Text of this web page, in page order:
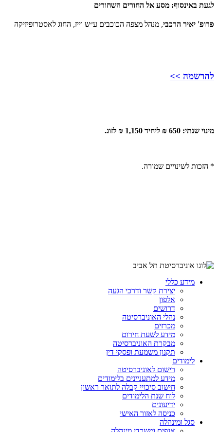
לגעת באינסוף: מסע אל החורים השחורים
פרופ' יאיר הרכבי, מנהל מצפה הכוכבים ע״ש וייז, החוג לאסטרופיזיקה
להרשמה >>
מינוי שנתי: 650 ₪ ליחיד 1,150 ₪ לזוג.
* הזכות לשינויים שמורה.
מידע כללי
יצירת קשר ודרכי הגעה
אלפון
דרושים
נהלי האוניברסיטה
מכרזים
מידע לשעת חירום
מבקרת האוניברסיטה
תקנון משמעת ופסקי דין
לימודים
רישום לאוניברסיטה
מידע למתעניינים בלימודים
חישוב סיכויי קבלה לתואר ראשון
לוח שנת הלימודים
ידיעונים
כניסה לאזור האישי
סגל ומינהלה